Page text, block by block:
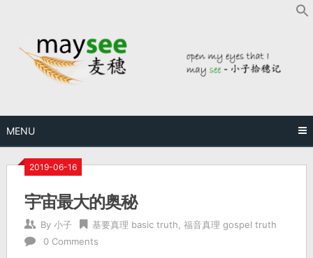
MENU
2019-06-16
宇宙最大的奥秘
By 小子 基要真理 basic truth 福音真理 gospel truth
0 Comments